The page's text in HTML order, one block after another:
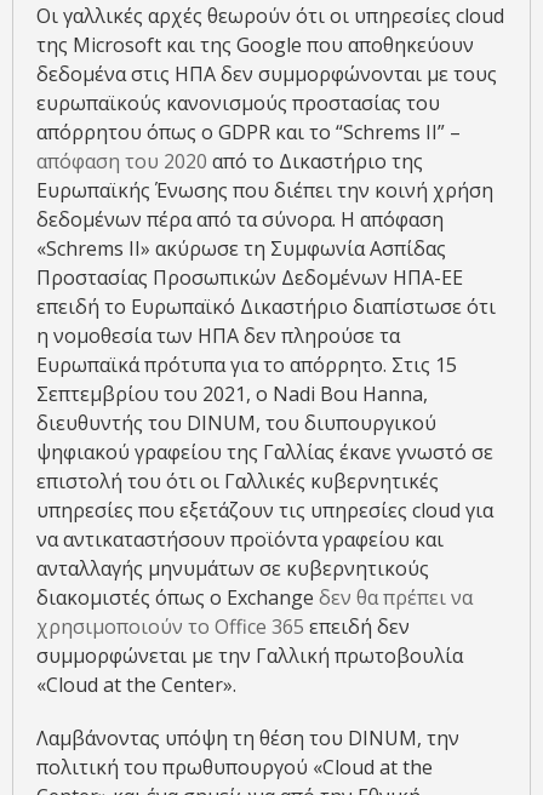
Οι γαλλικές αρχές θεωρούν ότι οι υπηρεσίες cloud
της Microsoft και της Google που αποθηκεύουν
δεδομένα στις ΗΠΑ δεν συμμορφώνονται με τους
ευρωπαϊκούς κανονισμούς προστασίας του
απόρρητου όπως ο GDPR και το “Schrems II” –
απόφαση του 2020 από το Δικαστήριο της
Ευρωπαϊκής Ένωσης που διέπει την κοινή χρήση
δεδομένων πέρα από τα σύνορα. Η απόφαση
«Schrems II» ακύρωσε τη Συμφωνία Ασπίδας
Προστασίας Προσωπικών Δεδομένων ΗΠΑ-ΕΕ
επειδή το Ευρωπαϊκό Δικαστήριο διαπίστωσε ότι
η νομοθεσία των ΗΠΑ δεν πληρούσε τα
Ευρωπαϊκά πρότυπα για το απόρρητο. Στις 15
Σεπτεμβρίου του 2021, ο Nadi Bou Hanna,
διευθυντής του DINUM, του διυπουργικού
ψηφιακού γραφείου της Γαλλίας έκανε γνωστό σε
επιστολή του ότι οι Γαλλικές κυβερνητικές
υπηρεσίες που εξετάζουν τις υπηρεσίες cloud για
να αντικαταστήσουν προϊόντα γραφείου και
ανταλλαγής μηνυμάτων σε κυβερνητικούς
διακομιστές όπως ο Exchange δεν θα πρέπει να
χρησιμοποιούν το Office 365 επειδή δεν
συμμορφώνεται με την Γαλλική πρωτοβουλία
«Cloud at the Center».
Λαμβάνοντας υπόψη τη θέση του DINUM, την
πολιτική του πρωθυπουργού «Cloud at the